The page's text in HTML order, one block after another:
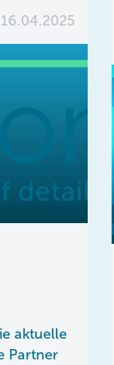
16.04.2025
aktuelle
Partner